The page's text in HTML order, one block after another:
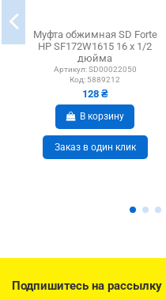
Муфта обжимная SD Forte
НР SF172W1615 16 х 1/2
дюйма
Артикул: SD00022050
Код: 5889212
128 ₴
В корзину
Заказ в один клик
Подпишитесь на рассылку